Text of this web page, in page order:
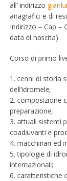
all’ indirizzo
anagrafici e di
Indirizzo – Cap –
data di nascita)
Corso di primo
1. cenni di storia
dell’idromele;
2. composizione
preparazione;
3. attuali sistemi
coadiuvanti e
4. macchinari ed
5. tipologie di
internazionali;
6. caratteristiche